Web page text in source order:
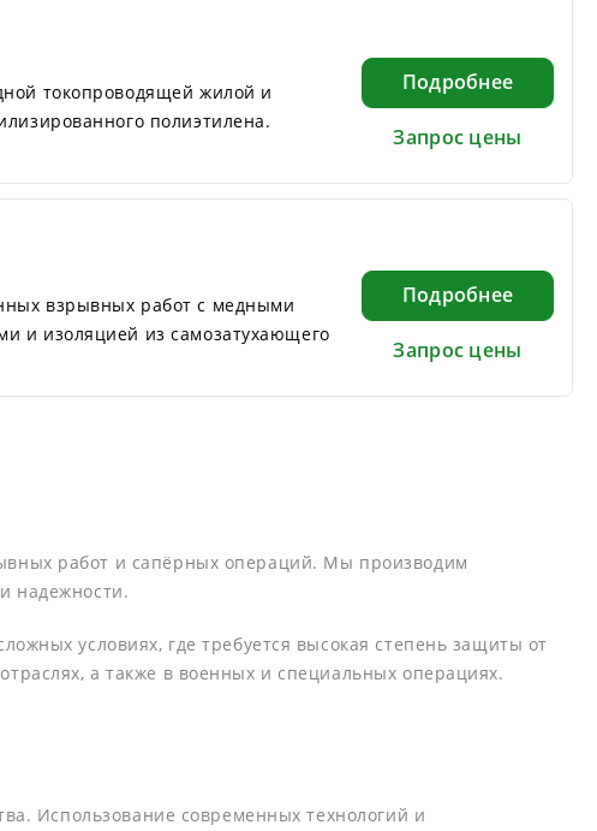
токопроводящей жилой и
полиэтилена.
Подробнее
Запрос цены
взрывных работ с медными
и изоляцией из самозатухающего
Подробнее
Запрос цены
работ и сапёрных операций. Мы производим
надежности.
условиях, где требуется высокая степень защиты от
а также в военных и специальных операциях.
Использование современных технологий и